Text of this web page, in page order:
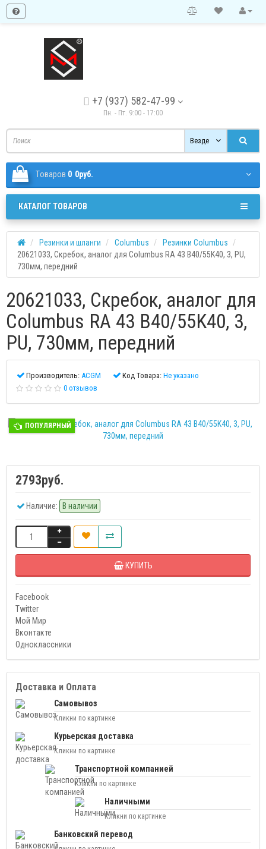
+7 (937) 582-47-99
Пн. - Пт. 9:00 - 17:00
Везде
Tоваров 0 0руб.
КАТАЛОГ ТОВАРОВ
Резинки и шланги Columbus
Резинки Columbus
20621033, Скребок, аналог для Columbus RA 43 B40/55K40, 3, PU,
730мм, передний
20621033, Скребок, аналог для
Columbus RA 43 B40/55K40, 3,
PU, 730мм, передний
Производитель: ACGM Код Товара: Не указано
0 отзывов
ПОПУЛЯРНЫЙ
2793руб.
Наличие: В наличии
КУПИТЬ
Facebook
Twitter
Мой Мир
Вконтакте
Одноклассники
Доставка и Оплата
Самовывоз
Кликни по картинке
Курьерская доставка
Кликни по картинке
Транспортной компанией
Кликни по картинке
Наличными
Кликни по картинке
Банковский перевод